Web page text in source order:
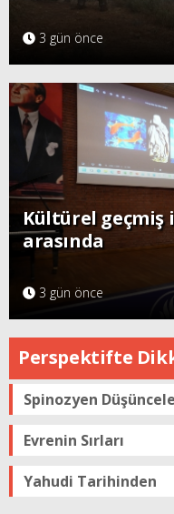
3 gün önce
Kültürel geçmiş
arasında
3 gün önce
Perspektifte
Spinozyen
Evrenin Sırları
Yahudi Tarihinden